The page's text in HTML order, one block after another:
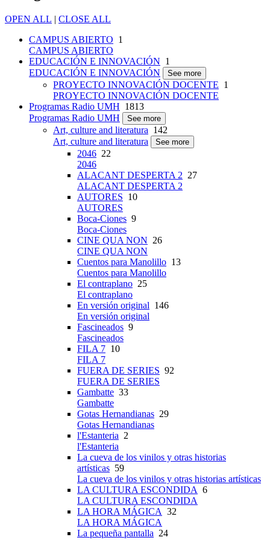
OPEN ALL | CLOSE ALL
CAMPUS ABIERTO 1
CAMPUS ABIERTO
EDUCACIÓN E INNOVACIÓN 1
EDUCACIÓN E INNOVACIÓN
See more
PROYECTO INNOVACIÓN DOCENTE 1
PROYECTO INNOVACIÓN DOCENTE
Programas Radio UMH 1813
Programas Radio UMH
See more
Art, culture and literatura 142
Art, culture and literatura
See more
2046 22
2046
ALACANT DESPERTA 2 27
ALACANT DESPERTA 2
AUTORES 10
AUTORES
Boca-Ciones 9
Boca-Ciones
CINE QUA NON 26
CINE QUA NON
Cuentos para Manolillo 13
Cuentos para Manolillo
El contraplano 25
El contraplano
En versión original 146
En versión original
Fascineados 9
Fascineados
FILA 7 10
FILA 7
FUERA DE SERIES 92
FUERA DE SERIES
Gambatte 33
Gambatte
Gotas Hernandianas 29
Gotas Hernandianas
l'Estanteria 2
l'Estanteria
La cueva de los vinilos y otras historias
artísticas 59
La cueva de los vinilos y otras historias artísticas
LA CULTURA ESCONDIDA 6
LA CULTURA ESCONDIDA
LA HORA MÁGICA 32
LA HORA MÁGICA
La pequeña pantalla 24